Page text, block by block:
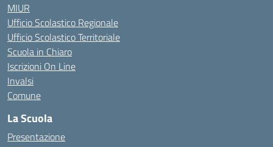
MIUR
Ufficio Scolastico Regionale
Ufficio Scolastico Territoriale
Scuola in Chiaro
Iscrizioni On Line
Invalsi
Comune
La Scuola
Presentazione